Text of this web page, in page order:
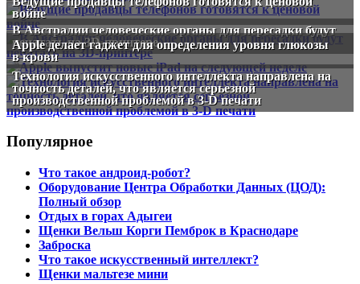
войне
В Австралии человеческие органы для пересадки будут
печатать на 3D-принтере
Apple делает гаджет для определения уровня глюкозы
в крови
Технология искусственного интеллекта направлена ​​на
точность деталей, что является серьезной
производственной проблемой в 3-D печати
Популярное
Что такое андроид-робот?
Оборудование Центра Обработки Данных (ЦОД):
Полный обзор
Отдых в горах Адыгеи
Щенки Вельш Корги Пемброк в Краснодаре
Заброска
Что такое искусственный интеллект?
Щенки мальтезе мини